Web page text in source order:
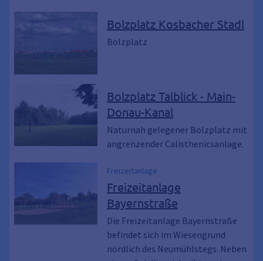
Bolzplatz Kosbacher Stadl
Bolzplatz
Bolzplatz Talblick - Main-
Donau-Kanal
Naturnah gelegener Bolzplatz mit
angrenzender Calisthenicsanlage.
Freizeitanlage
Freizeitanlage
Bayernstraße
Die Freizeitanlage Bayernstraße
befindet sich im Wiesengrund
nördlich des Neumühlstegs. Neben